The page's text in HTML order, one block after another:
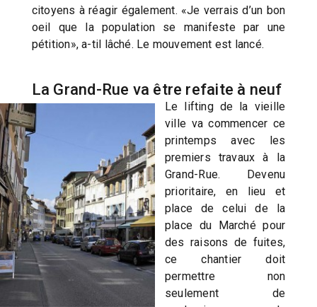
citoyens à réagir également. «Je verrais d’un bon
oeil que la population se manifeste par une
pétition», a-til lâché. Le mouvement est lancé.
La Grand-Rue va être refaite à neuf
Le lifting de la vieille
ville va commencer ce
printemps avec les
premiers travaux à la
Grand-Rue. Devenu
prioritaire, en lieu et
place de celui de la
place du Marché pour
des raisons de fuites,
ce chantier doit
permettre non
seulement de